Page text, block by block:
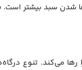
شدن سبد بیشتر است.
می‌کند. تنوع